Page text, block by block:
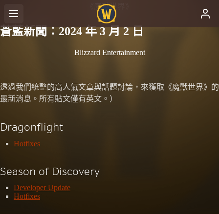
《魔獸世界》
蒼藍新聞：2024 年 3 月 2 日
Blizzard Entertainment
透過我們統整的高人氣文章與話題討論，來獲取《魔獸世界》的
最新消息。所有貼文僅有英文。）
Dragonflight
Hotfixes
Season of Discovery
Developer Update
Hotfixes